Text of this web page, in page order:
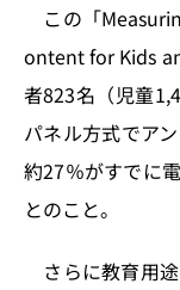
この「
ontent for Kids
者823名（児童
パネル方式でア
約27％がすでに
とのこと。
さらに教育用